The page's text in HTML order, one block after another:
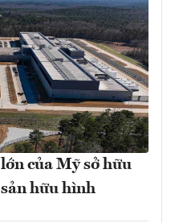
của Mỹ sở hữu
hữu hình